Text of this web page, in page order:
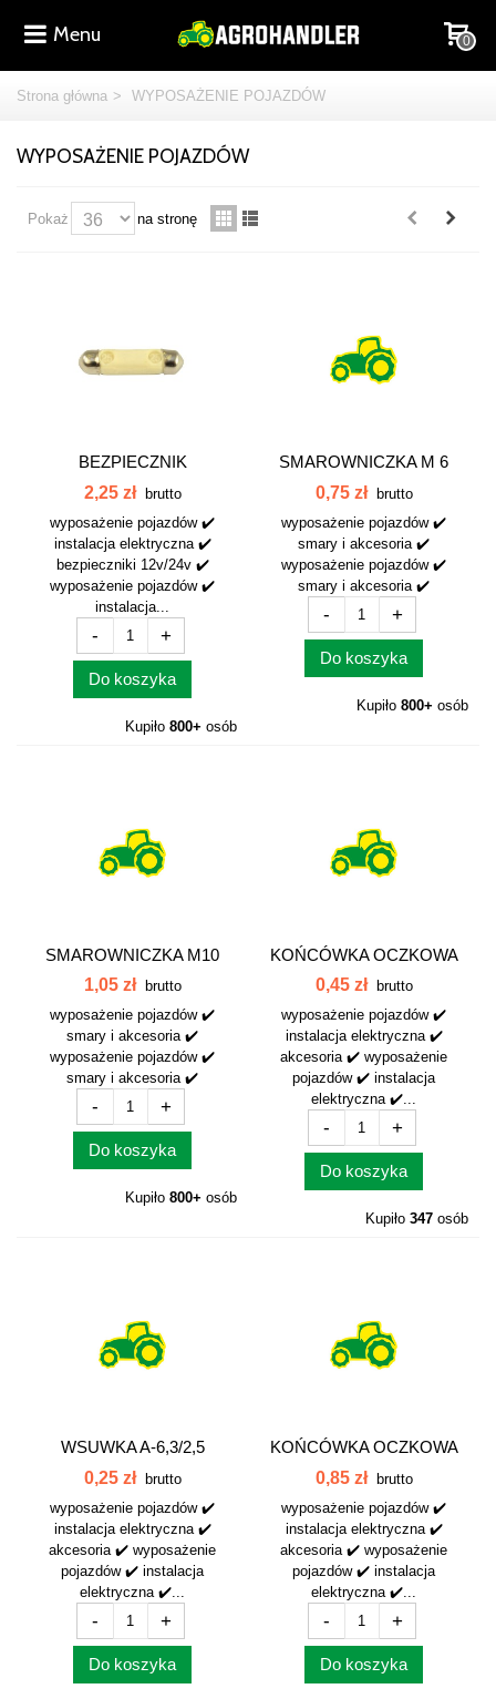
Menu 0
Strona główna > WYPOSAŻENIE POJAZDÓW
WYPOSAŻENIE POJAZDÓW
Pokaż na stronę
BEZPIECZNIK
CERAMICZNY 25 A 25AC
2,25 zł
brutto
wyposażenie pojazdów ✔️
instalacja elektryczna ✔️
bezpieczniki 12v/24v ✔️
wyposażenie pojazdów ✔️
instalacja...
- +
Do koszyka
Kupiło 800+ osób
SMAROWNICZKA M 6
PROSTA SM6PR
0,75 zł
brutto
wyposażenie pojazdów ✔️
smary i akcesoria ✔️
wyposażenie pojazdów ✔️
smary i akcesoria ✔️
- +
Do koszyka
Kupiło 800+ osób
SMAROWNICZKA M10
PROST SM10PR
1,05 zł
brutto
wyposażenie pojazdów ✔️
smary i akcesoria ✔️
wyposażenie pojazdów ✔️
smary i akcesoria ✔️
- +
Do koszyka
Kupiło 800+ osób
KOŃCÓWKA OCZKOWA
M 5-10 042312
0,45 zł
brutto
wyposażenie pojazdów ✔️
instalacja elektryczna ✔️
akcesoria ✔️ wyposażenie
pojazdów ✔️ instalacja
elektryczna ✔️...
- +
Do koszyka
Kupiło 347 osób
WSUWKA A-6,3/2,5
MĘSKI 042265
0,25 zł
brutto
wyposażenie pojazdów ✔️
instalacja elektryczna ✔️
akcesoria ✔️ wyposażenie
pojazdów ✔️ instalacja
elektryczna ✔️...
- +
Do koszyka
KOŃCÓWKA OCZKOWA
M 6-0-6 042318
0,85 zł
brutto
wyposażenie pojazdów ✔️
instalacja elektryczna ✔️
akcesoria ✔️ wyposażenie
pojazdów ✔️ instalacja
elektryczna ✔️...
- +
Do koszyka